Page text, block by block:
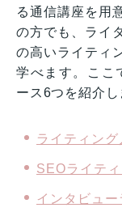
る通信講座を用
の方でも、ライ
の高いライティ
学べます。ここ
ース6つを紹介し
ライティング
SEOライテ
インタビュ